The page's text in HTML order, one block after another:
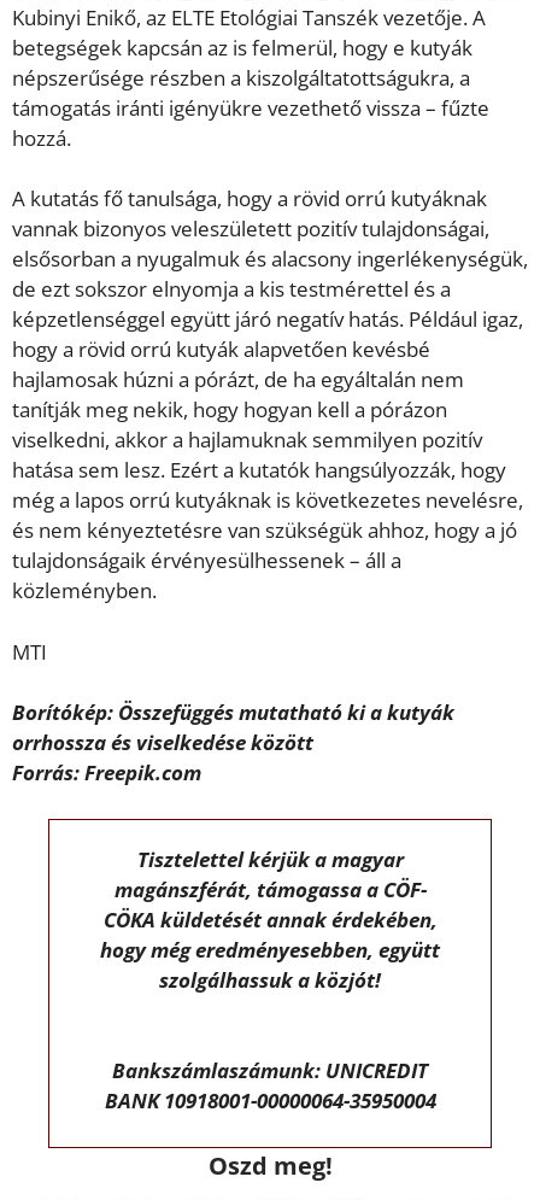
Kubinyi Enikő, az ELTE Etológiai Tanszék vezetője. A
betegségek kapcsán az is felmerül, hogy e kutyák
népszerűsége részben a kiszolgáltatottságukra, a
támogatás iránti igényükre vezethető vissza – fűzte
hozzá.
A kutatás fő tanulsága, hogy a rövid orrú kutyáknak
vannak bizonyos veleszületett pozitív tulajdonságai,
elsősorban a nyugalmuk és alacsony ingerlékenységük,
de ezt sokszor elnyomja a kis testmérettel és a
képzetlenséggel együtt járó negatív hatás. Például igaz,
hogy a rövid orrú kutyák alapvetően kevésbé
hajlamosak húzni a pórázt, de ha egyáltalán nem
tanítják meg nekik, hogy hogyan kell a pórázon
viselkedni, akkor a hajlamuknak semmilyen pozitív
hatása sem lesz. Ezért a kutatók hangsúlyozzák, hogy
még a lapos orrú kutyáknak is következetes nevelésre,
és nem kényeztetésre van szükségük ahhoz, hogy a jó
tulajdonságaik érvényesülhessenek – áll a
közleményben.
MTI
Borítókép: Összefüggés mutatható ki a kutyák
orrhossza és viselkedése között
Forrás: Freepik.com
Tisztelettel kérjük a magyar
magánszférát, támogassa a CÖF-
CÖKA küldetését annak érdekében,
hogy még eredményesebben, együtt
szolgálhassuk a közjót!
Bankszámlaszámunk: UNICREDIT
BANK 10918001-00000064-35950004
Oszd meg!